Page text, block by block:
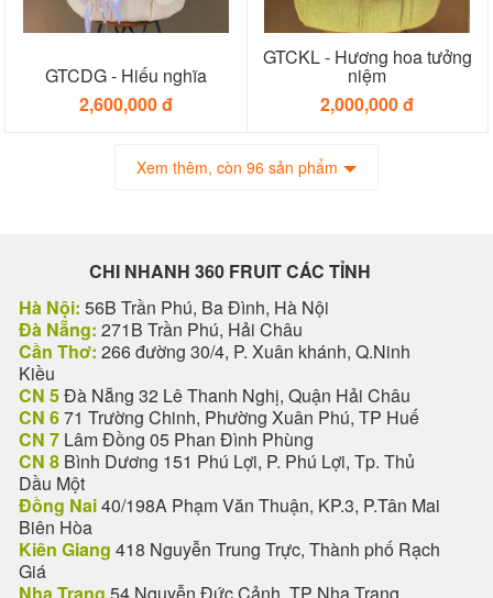
GTCDG - Hiếu nghĩa
2,600,000 đ
GTCKL - Hương hoa tưởng
niệm
2,000,000 đ
Xem thêm, còn 96 sản phẩm
CHI NHANH 360 FRUIT CÁC TỈNH
Hà Nội: 56B Trần Phú, Ba Đình, Hà Nội
Đà Nẵng: 271B Trần Phú, Hải Châu
Cần Thơ: 266 đường 30/4, P. Xuân khánh, Q.Ninh
Kiều
CN 5Đà Nẵng 32 Lê Thanh Nghị, Quận Hải Châu
CN 671 Trường Chinh, Phường Xuân Phú, TP Huế
CN 7 Lâm Đồng 05 Phan Đình Phùng
CN 8 Bình Dương 151 Phú Lợi, P. Phú Lợi, Tp. Thủ
Dầu Một
Đồng Nai40/198A Phạm Văn Thuận, KP.3, P.Tân Mai
Biên Hòa
Kiên Giang 418 Nguyễn Trung Trực, Thành phố Rạch
Giá